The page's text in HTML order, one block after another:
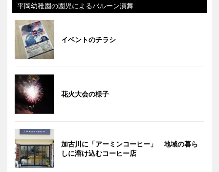
平岡幼稚園の園児によるバルーン演舞
イベントのチラシ
花火大会の様子
加古川に「アーミンコーヒー」 地域の暮ら
しに溶け込むコーヒー店